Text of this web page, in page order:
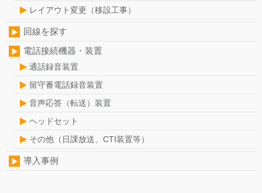
レイアウト変更（移設工事）
回線を探す
電話接続機器・装置
通話録音装置
留守番電話録音装置
音声応答（転送）装置
ヘッドセット
その他（日課放送、CTI装置等）
導入事例